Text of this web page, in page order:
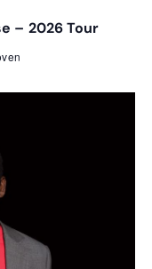
– 2026 Tour